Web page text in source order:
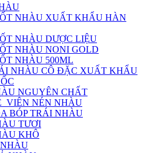
NHÀU XUẤT KHẨU HÀN
NHÀU DƯỢC LIỆU
NHÀU NONI GOLD
NHÀU 500ML
NHÀU CÔ ĐẶC XUẤT KHẨU
NGUYÊN CHẤT
NÉN NHÀU
BÓP TRÁI NHÀU
TƯƠI
KHÔ